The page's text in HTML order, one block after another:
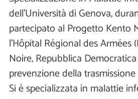
dell'Università di Genova,
partecipato al Progetto Kento
l'Hôpital Régional des Armées
Noire, Repubblica
prevenzione della
Si è specializzata in malattie